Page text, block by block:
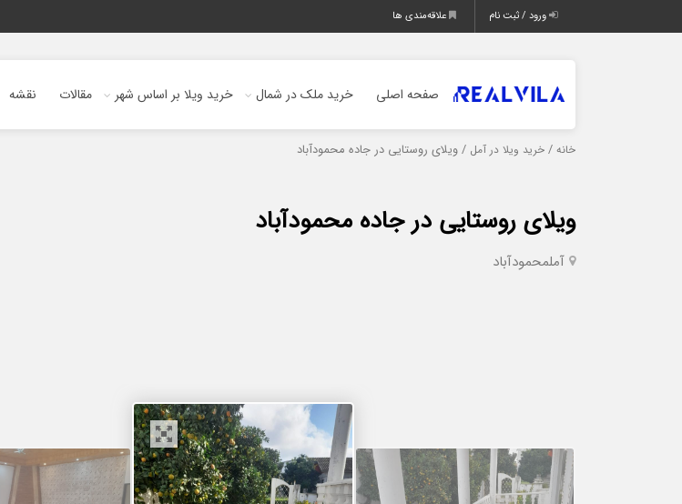
ورود / ثبت نام علاقه‌مندی ها
صفحه اصلی خرید ملک در شمال خرید ویلا بر اساس شهر مقالات نقشه
خانه / خرید ویلا در آمل / ویلای روستایی در جاده محمودآباد
ویلای روستایی در جاده محمودآباد
آملمحمودآباد